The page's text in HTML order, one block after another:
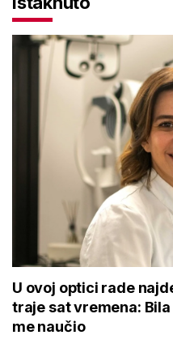
U ovoj optici rade
traje sat vremena:
me naučio